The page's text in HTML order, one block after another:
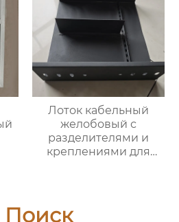
Лоток кабельный
желобовый с
разделителями и
креплениями для
Поиск